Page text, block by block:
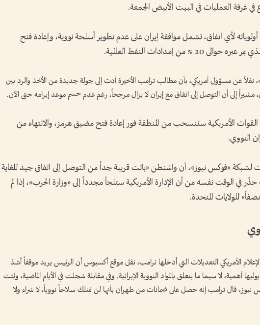
في غرفة العمليات في البيت الأبيض الجمعة.
لأي اتفاق، تشمل موافقة إيران على عدم تطوير أسلحة نووية، وإعادة فتح
20 % من إمدادات النفط العالمية.
نقلاً عن مسؤول أمريكي، بأن مطالب ترامب الأخيرة أدت إلى جولة جديدة من الأخذ والرد بين
إلى أن التوصل إلى اتفاق مع إيران لا يزال مرجحاً، رغم عدم حسم موعد إبرامه حتى الآن.
الأمريكية ستنسحب من المنطقة فور إعادة فتح مضيق هرمز، والانتهاء من
النووي.
لشبكة «فوكس نيوز»، أن واشنطن «باتت قريبة جداً من التوصل إلى اتفاق جيد للغاية
حذّر في الوقت نفسه من أن الإدارة الأمريكية ستلجأ مجدداً إلى «وزارة الحرب»، إذا لم
للولايات المتحدة.
الأمريكي التعديلات التي أدخلها ترامب، نقل موقع أكسيوس أن الرئيس يريد موقفاً أشدّ
أهمية، لا سيما ما يتعلق بالمواد النووية الإيرانية. وفي مقابلة سُجلت في الأيام الماضية، وبُثت
قال ترامب إنه حصل على ضمانات من طهران بأنها لن تمتلك سلاحاً نووياً، لا شراء ولا